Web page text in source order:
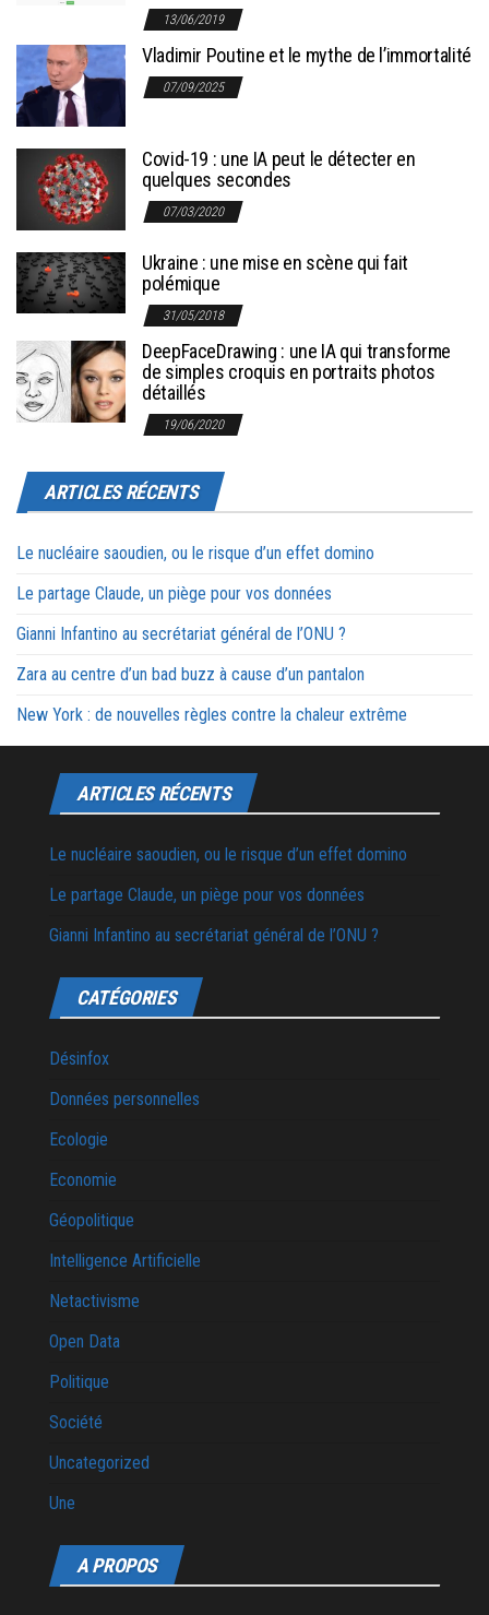
13/06/2019
Vladimir Poutine et le mythe de l’immortalité
07/09/2025
Covid-19 : une IA peut le détecter en
quelques secondes
07/03/2020
Ukraine : une mise en scène qui fait
polémique
31/05/2018
DeepFaceDrawing : une IA qui transforme
de simples croquis en portraits photos
détaillés
19/06/2020
ARTICLES RÉCENTS
Le nucléaire saoudien, ou le risque d’un effet domino
Le partage Claude, un piège pour vos données
Gianni Infantino au secrétariat général de l’ONU ?
Zara au centre d’un bad buzz à cause d’un pantalon
New York : de nouvelles règles contre la chaleur extrême
ARTICLES RÉCENTS
Le nucléaire saoudien, ou le risque d’un effet domino
Le partage Claude, un piège pour vos données
Gianni Infantino au secrétariat général de l’ONU ?
CATÉGORIES
Désinfox
Données personnelles
Ecologie
Economie
Géopolitique
Intelligence Artificielle
Netactivisme
Open Data
Politique
Société
Uncategorized
Une
A PROPOS